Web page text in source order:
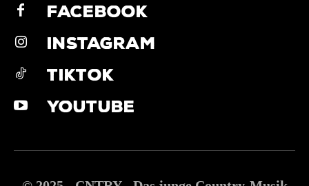
FACEBOOK
INSTAGRAM
TIKTOK
YOUTUBE